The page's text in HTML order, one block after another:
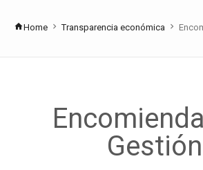
Home Transparencia económica
Gestión